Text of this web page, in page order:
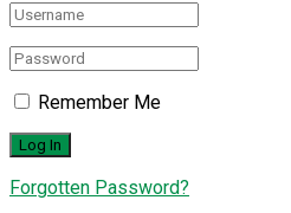
Remember Me
Forgotten Password?